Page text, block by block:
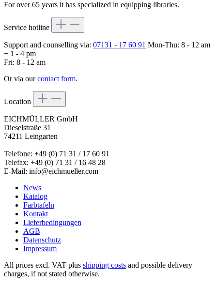
For over 65 years it has specialized in equipping libraries.
Service hotline
Support and counselling via: 07131 - 17 60 91 Mon-Thu: 8 - 12 am
+ 1 - 4 pm
Fri: 8 - 12 am
Or via ourcontact form.
Location
EICHMÜLLER GmbH
Dieselstraße 31
74211 Leingarten
Telefone: +49 (0) 71 31 / 17 60 91
Telefax: +49 (0) 71 31 / 16 48 28
E-Mail: info@eichmueller.com
News
Katalog
Farbtafeln
Kontakt
Lieferbedingungen
AGB
Datenschutz
Impressum
All prices excl. VAT plus shipping costs and possible delivery
charges, if not stated otherwise.